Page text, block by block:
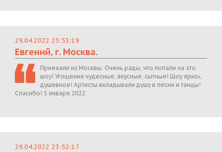
29.04.2022 23:53:19
Евгений, г. Москва.
Приехали из Москвы. Очень рады, что попали на это
шоу! Угощения чудесные, вкусные, сытные! Шоу яркое,
душевное! Артисты вкладывали душу в песни и танцы!
Спасибо! 5 января 2022
29.04.2022 23:52:17